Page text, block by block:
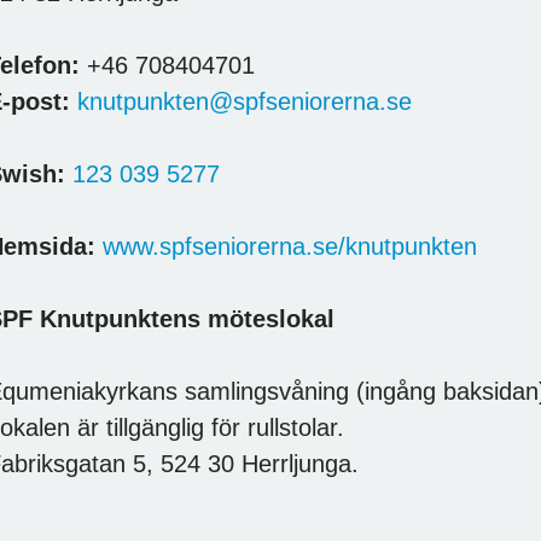
+46 708404701
post: knutpunkten@spfseniorerna.se
123 039 5277
www.spfseniorerna.se/knutpunkten
Knutpunktens möteslokal
samlingsvåning (ingång
är tillgänglig för rullstolar.
5, 524 30 Herrljunga.